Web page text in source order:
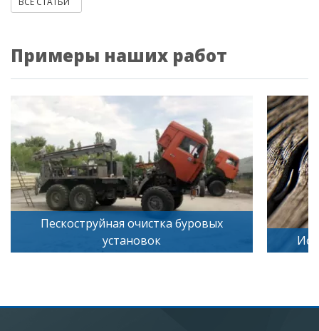
Примеры наших работ
Пескоструйная очистка буровых
установок